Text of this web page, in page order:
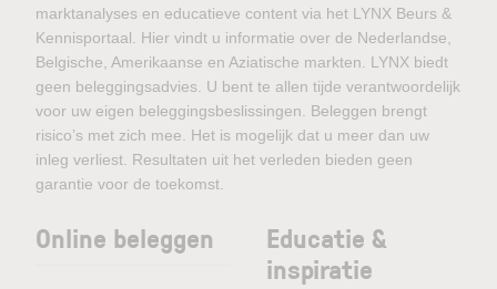
marktanalyses en educatieve content via het LYNX Beurs &
Kennisportaal. Hier vindt u informatie over de Nederlandse,
Belgische, Amerikaanse en Aziatische markten. LYNX biedt
geen beleggingsadvies. U bent te allen tijde verantwoordelijk
voor uw eigen beleggingsbeslissingen. Beleggen brengt
risico’s met zich mee. Het is mogelijk dat u meer dan uw
inleg verliest. Resultaten uit het verleden bieden geen
garantie voor de toekomst.
Online beleggen
Educatie &
inspiratie